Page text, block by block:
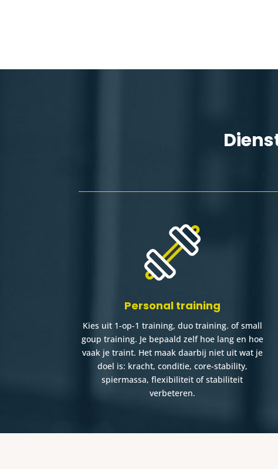
Personal training
Kies uit 1-op-1 training, duo training. of small
goup training. Je bepaald zelf hoe lang en hoe
vaak je traint. Het maak daarbij niet uit wat je
doel is: kracht, conditie, core-stability,
spiermassa, flexibiliteit of stabiliteit
verbeteren.